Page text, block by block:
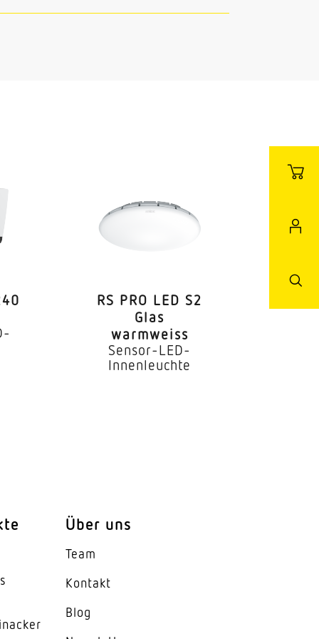
RS PRO LED S2
Glas
warmweiss
Sensor-LED-
Innenleuchte
Über uns
Team
Kontakt
Blog